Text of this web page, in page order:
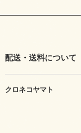
配送・送料について
クロネコヤマト